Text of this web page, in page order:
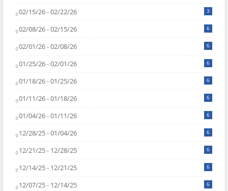
02/15/26 - 02/22/26 3
02/08/26 - 02/15/26 6
02/01/26 - 02/08/26 6
01/25/26 - 02/01/26 6
01/18/26 - 01/25/26 6
01/11/26 - 01/18/26 6
01/04/26 - 01/11/26 6
12/28/25 - 01/04/26 6
12/21/25 - 12/28/25 6
12/14/25 - 12/21/25 6
12/07/25 - 12/14/25 6